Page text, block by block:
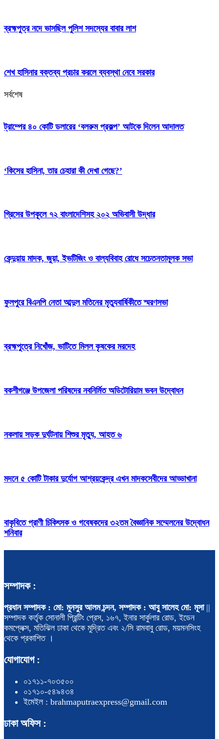
ব্রহ্মপুত্র নদে ভাসছিল পুলিশ সদস্যের বাবার লাশ
শেখ হাসিনার বক্তব্য প্রচার করলে ব্যবস্থা নেবে সরকার
সর্বশেষ
ট্রাম্পের ৪০ কোটি ডলারের ‘বলরুম প্রকল্প’ আটকে দিলেন আদালত
‘কিসের হাসিনা, তার চেহারা কী দেখা গেছে?’
গ্রিসের উপকূলে ৭২ বাংলাদেশিসহ ২০২ অভিবাসী উদ্ধার
কেন্দুয়ায় মাদক, জুয়া, ইভটিজিং ও বাল্যবিবাহ রোধে সচেতনতামূলক সভা
ফুলপুরে বিএনপি নেতা আব্দুল মতিনের মৃত্যুবার্ষিকীতে স্মরণসভা
ব্রহ্মপুত্রে নিখোঁজ, ভাটিতে মিলল কৃষকের মরদেহ
বকশীগঞ্জে উপজেলা পরিষদের নবনির্মিত অডিটোরিয়াম ভবন উদ্বোধন
নকলায় সড়ক দুর্ঘটনায় শিশুর মৃত্যু, আহত ৬
মদনে ৫ কোটি টাকার দুর্যোগ আশ্রয়কেন্দ্র এখন মাদকসেবীদের আড্ডাখানা
বাকৃবিতে প্রাণী চিকিৎসক ও গবেষকদের ৩২তম বৈজ্ঞানিক সম্মেলনের উদ্বোধন
শনিবার
সম্পাদক :
প্রধান সম্পাদক : মো: মুনসুর আলম চন্দন, সম্পাদক : আবু সালেহ মো: মূসা||
সম্পাদক কর্তৃক সোনালী প্রিন্টিং প্রেস, ১৬৭, ইনার সার্কুলার রোড, ইডেন
কমপ্লেক্স, মতিঝিল ঢাকা থেকে মুদ্রিত এবং ২/সি রামবাবু রোড, ময়মনসিংহ
থেকে প্রকাশিত ।
যোগাযোগ :
০১৭১১-৭০৩৫০০
০১৭১০-৫৪৯৪৩৪
ইমেইল : brahmaputraexpress@gmail.com
ঢাকা অফিস :